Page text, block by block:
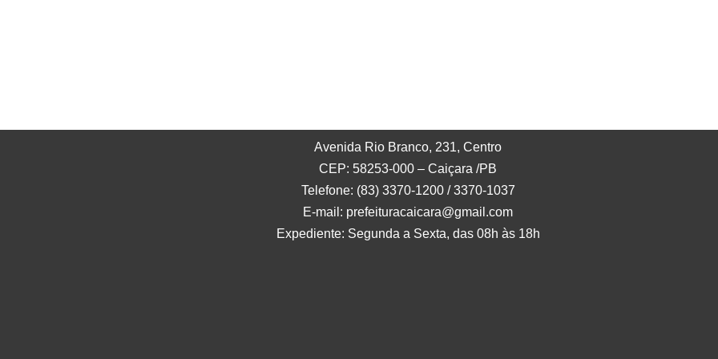
Avenida Rio Branco, 231, Centro
CEP: 58253-000 – Caiçara /PB
Telefone: (83) 3370-1200 / 3370-1037
E-mail: prefeituracaicara@gmail.com
Expediente: Segunda a Sexta, das 08h às 18h